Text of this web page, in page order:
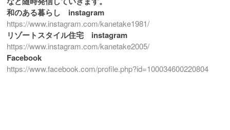
和のある暮らし instagram
https://www.instagram.com/kanetake1981/
リゾートスタイル住宅 instagram
https://www.instagram.com/kanetake2005/
Facebook
https://www.facebook.com/profile.php?id=100034600220804